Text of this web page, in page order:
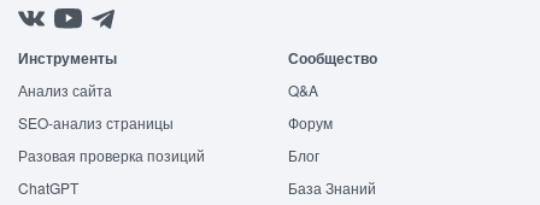
Инструменты
Анализ сайта
SEO-анализ страницы
Разовая проверка позиций
ChatGPT
Сообщество
Q&A
Форум
Блог
База Знаний